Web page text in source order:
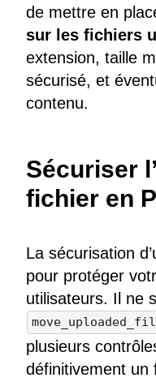
de mettre en
sur les fichiers
extension, taille
sécurisé, et
contenu.
Sécuriser
fichier en
La sécurisation
pour protéger
utilisateurs. Il ne
plusieurs
définitivement un